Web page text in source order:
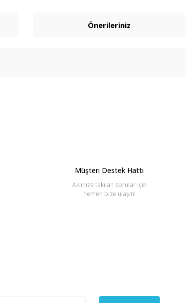
Önerileriniz
Müşteri Destek Hattı
Aklınıza takılan sorular için
hemen bize ulaşın!